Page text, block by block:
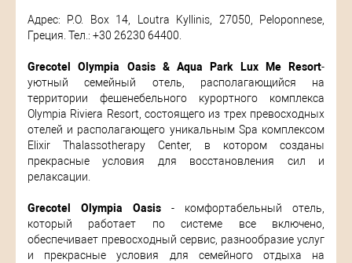
Адрес: P.O. Box 14, Loutra Kyllinis, 27050, Peloponnese,
Греция. Тел.: +30 26230 64400.
Grecotel Olympia Oasis & Aqua Park Lux Me Resort-
уютный семейный отель, располагающийся на
территории фешенебельного курортного комплекса
Olympia Riviera Resort, состоящего из трех превосходных
отелей и располагающего уникальным Spa комплексом
Elixir Thalassotherapy Center, в котором созданы
прекрасные условия для восстановления сил и
релаксации.
Grecotel Olympia Oasis - комфортабельный отель,
который работает по системе все включено,
обеспечивает превосходный сервис, разнообразие услуг
и прекрасные условия для семейного отдыха на